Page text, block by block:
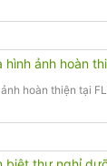
hoàn thiện tại